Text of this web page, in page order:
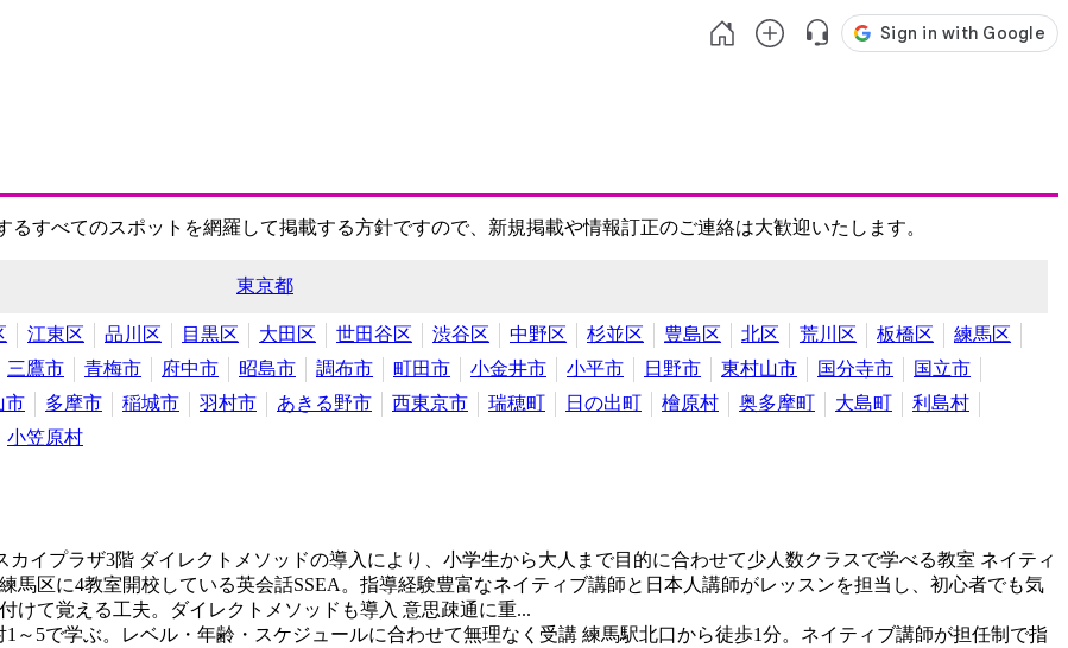
すべてのスポットを網羅して掲載する方針ですので、新規掲載や情報訂正のご連絡は大歓迎いたします。
東京都
江東区 品川区 目黒区 大田区 世田谷区 渋谷区 中野区 杉並区 豊島区 北区 荒川区 板橋区
練馬区
三鷹市 青梅市 府中市 昭島市 調布市 町田市 小金井市 小平市 日野市 東村山市 国分寺市
国立市
市 多摩市 稲城市 羽村市 あきる野市 西東京市 瑞穂町 日の出町 檜原村 奥多摩町 大島町
利島村
小笠原村
カイプラザ3階 ダイレクトメソッドの導入により、小学生から大人まで目的に合わせて少人数クラスで学べる教室 ネイティ
馬区に4教室開校している英会話SSEA。指導経験豊富なネイティブ講師と日本人講師がレッスンを担当し、初心者でも気
けて覚える工夫。ダイレクトメソッドも導入 意思疎通に重...
1～5で学ぶ。レベル・年齢・スケジュールに合わせて無理なく受講 練馬駅北口から徒歩1分。ネイティブ講師が担任制で指